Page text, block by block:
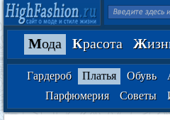
Мода Красота Ж
Гардероб Платья Обувь
Парфюмерия
Советы